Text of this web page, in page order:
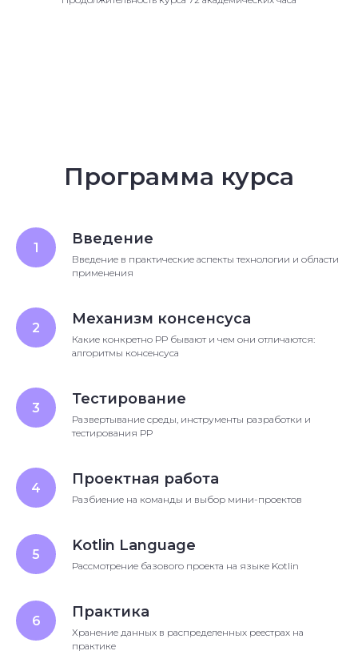
Программа курса
Введение
Введение в практические аспекты технологии и области
применения
Механизм консенсуса
Какие конкретно РР бывают и чем они отличаются:
алгоритмы консенсуса
Тестирование
Развертывание среды, инструменты разработки и
тестирования РР
Проектная работа
Разбиение на команды и выбор мини-проектов
Kotlin Language
Рассмотрение базового проекта на языке Kotlin
Практика
Хранение данных в распределенных реестрах на
практике